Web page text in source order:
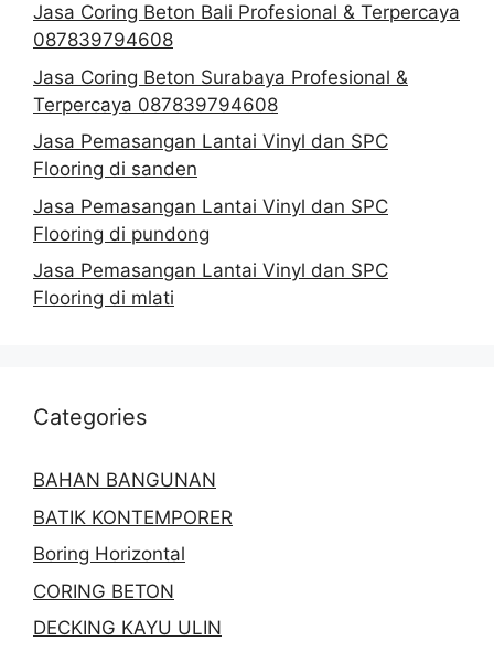
Jasa Coring Beton Bali Profesional & Terpercaya
087839794608
Jasa Coring Beton Surabaya Profesional &
Terpercaya 087839794608
Jasa Pemasangan Lantai Vinyl dan SPC
Flooring di sanden
Jasa Pemasangan Lantai Vinyl dan SPC
Flooring di pundong
Jasa Pemasangan Lantai Vinyl dan SPC
Flooring di mlati
Categories
BAHAN BANGUNAN
BATIK KONTEMPORER
Boring Horizontal
CORING BETON
DECKING KAYU ULIN